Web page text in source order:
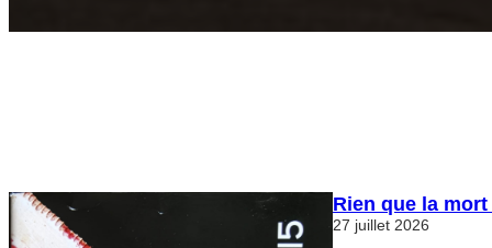
Rien que la
27 juillet 2026